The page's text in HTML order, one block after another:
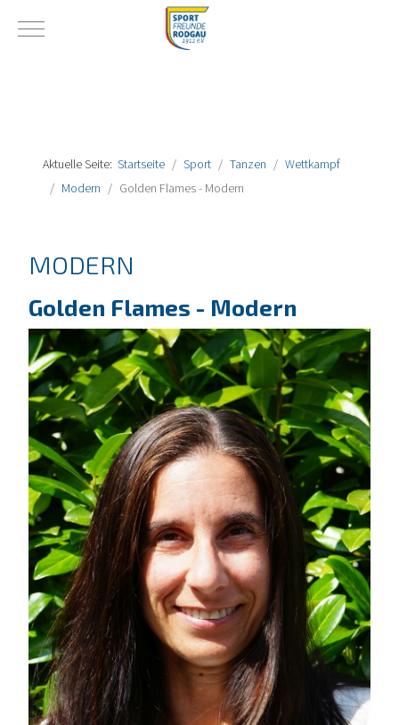
Mobile Menu Toggle
Aktuelle Seite: Startseite Sport Tanzen
Wettkampf
Modern
Golden Flames - Modern
MODERN
Golden Flames - Modern